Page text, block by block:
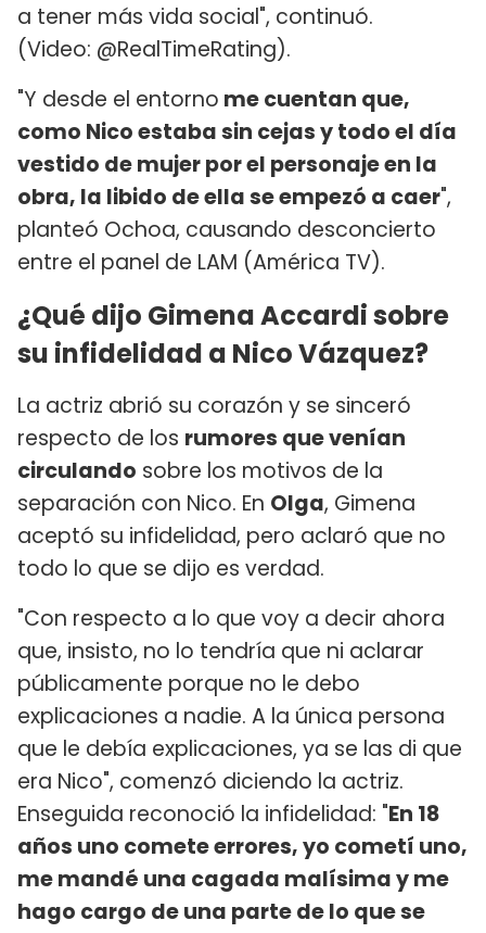
a tener más vida social", continuó.
(Video: @RealTimeRating).
"Y desde el entorno me cuentan que,
como Nico estaba sin cejas y todo el día
vestido de mujer por el personaje en la
obra, la libido de ella se empezó a caer",
planteó Ochoa, causando desconcierto
entre el panel de LAM (América TV).
¿Qué dijo Gimena Accardi sobre
su infidelidad a Nico Vázquez?
La actriz abrió su corazón y se sinceró
respecto de los rumores que venían
circulando sobre los motivos de la
separación con Nico. En Olga, Gimena
aceptó su infidelidad, pero aclaró que no
todo lo que se dijo es verdad.
"Con respecto a lo que voy a decir ahora
que, insisto, no lo tendría que ni aclarar
públicamente porque no le debo
explicaciones a nadie. A la única persona
que le debía explicaciones, ya se las di que
era Nico", comenzó diciendo la actriz.
Enseguida reconoció la infidelidad: "En 18
años uno comete errores, yo cometí uno,
me mandé una cagada malísima y me
hago cargo de una parte de lo que se